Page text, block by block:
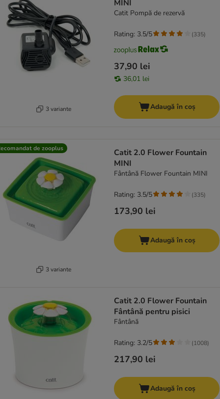
3 variante
MINI
Catit Pompă de rezervă
37,90 lei
36,01 lei
Rating: 3.5/5 (335)
Adaugă în coș
de zooplus
3 variante
Catit 2.0 Flower Fountain
MINI
Fântână Flower Fountain MINI
173,90 lei
Rating: 3.5/5 (335)
Adaugă în coș
Catit 2.0 Flower Fountain
Fântână pentru pisici
Fântână
217,90 lei
Rating: 3.2/5 (1008)
Adaugă în coș